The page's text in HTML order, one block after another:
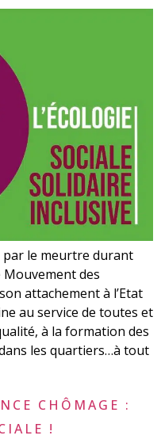
le meurtre durant
Mouvement des
attachement à l’Etat
au service de toutes et
à la formation des
les quartiers…à tout
CHÔMAGE :
!